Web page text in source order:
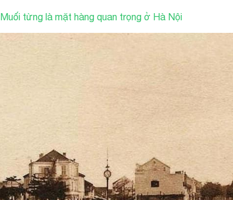
Muối từng là mặt hàng quan trọng ở Hà Nội